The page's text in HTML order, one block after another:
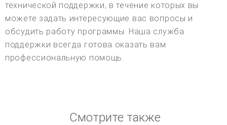
технической поддержки, в течение которых вы
можете задать интересующие вас вопросы и
обсудить работу программы. Наша служба
поддержки всегда готова оказать вам
профессиональную помощь.
Смотрите также